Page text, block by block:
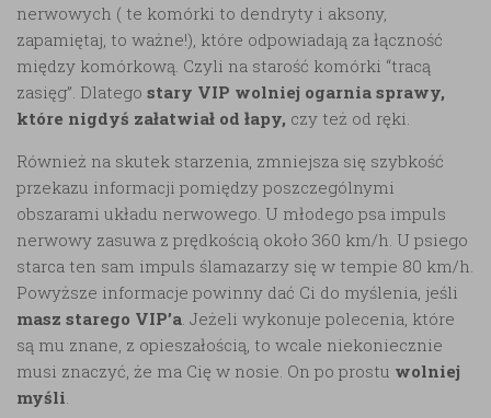
nerwowych ( te komórki to dendryty i aksony,
zapamiętaj, to ważne!), które odpowiadają za łączność
między komórkową. Czyli na starość komórki “tracą
zasięg”. Dlatego stary VIP wolniej ogarnia sprawy,
które nigdyś załatwiał od łapy, czy też od ręki.
Również na skutek starzenia, zmniejsza się szybkość
przekazu informacji pomiędzy poszczególnymi
obszarami układu nerwowego. U młodego psa impuls
nerwowy zasuwa z prędkością około 360 km/h. U psiego
starca ten sam impuls ślamazarzy się w tempie 80 km/h.
Powyższe informacje powinny dać Ci do myślenia, jeśli
masz starego VIP’a. Jeżeli wykonuje polecenia, które
są mu znane, z opieszałością, to wcale niekoniecznie
musi znaczyć, że ma Cię w nosie. On po prostu wolniej
myśli.